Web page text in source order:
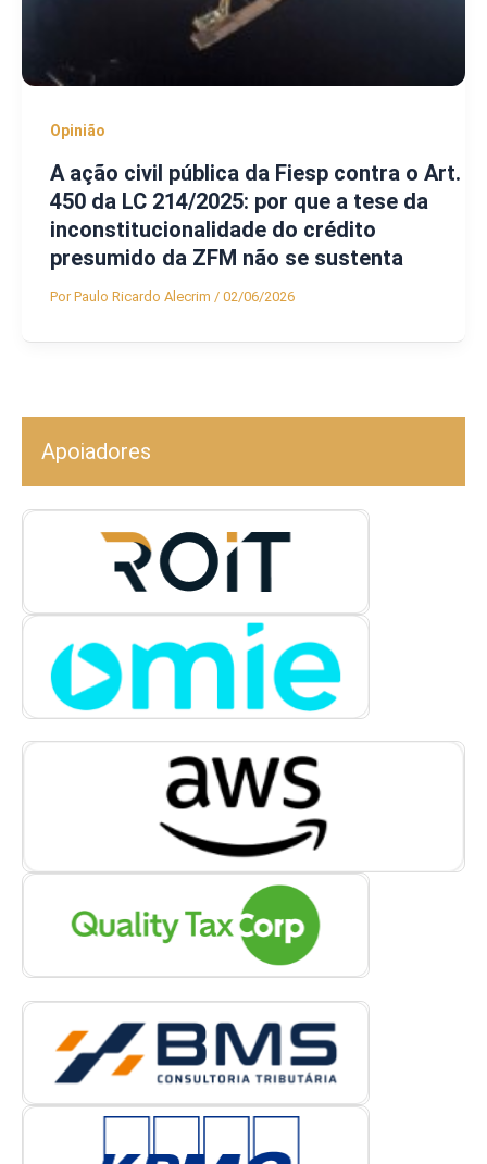
Opinião
A ação civil pública da Fiesp contra o Art.
450 da LC 214/2025: por que a tese da
inconstitucionalidade do crédito
presumido da ZFM não se sustenta
PorPaulo Ricardo Alecrim / 02/06/2026
Apoiadores